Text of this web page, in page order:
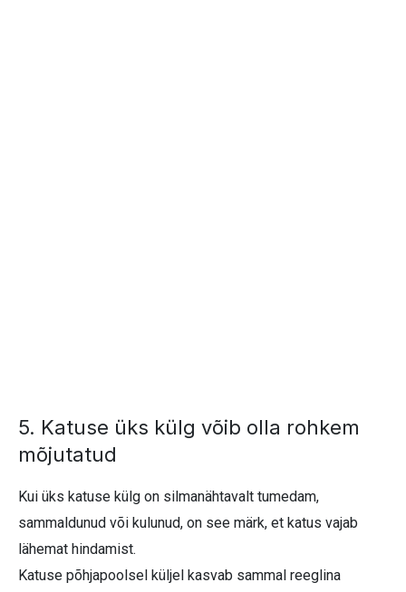
5. Katuse üks külg võib olla rohkem
mõjutatud
Kui üks katuse külg on silmanähtavalt tumedam,
sammaldunud või kulunud, on see märk, et katus vajab
lähemat hindamist.
Katuse põhjapoolsel küljel kasvab sammal reeglina